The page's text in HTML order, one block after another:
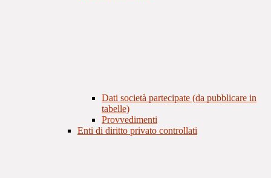
Dati società partecipate (da pubblicare in
tabelle)
Provvedimenti
Enti di diritto privato controllati